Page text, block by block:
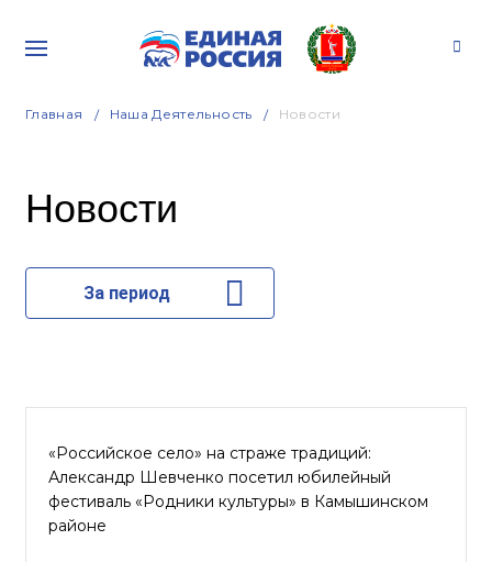
Главная Наша Деятельность Новости
Новости
За период
«Российское село» на страже традиций:
Александр Шевченко посетил юбилейный
фестиваль «Родники культуры» в Камышинском
районе